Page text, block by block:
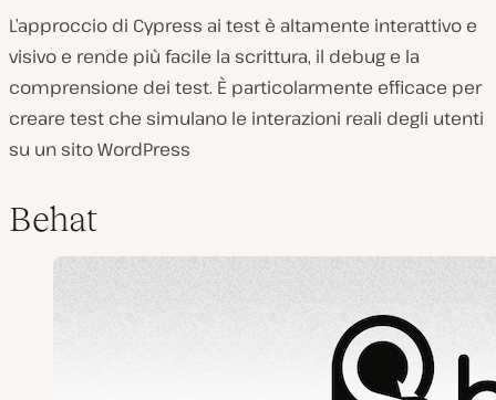
L’approccio di Cypress ai test è altamente interattivo e
visivo e rende più facile la scrittura, il debug e la
comprensione dei test. È particolarmente efficace per
creare test che simulano le interazioni reali degli utenti
su un sito WordPress
Behat